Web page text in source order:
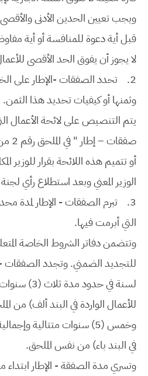
ويجب تعيين الحدين الأدنى
قبل أية دعوة للمنافسة أو أية
لا يجوز أن يفوق الحد الأقصى
2.
تحدد الصفقات -الإطار على
وثمنها أو كيفيات تحديد هذا الثمن.
يتم التنصيص على لائحة الأعمال
أو تتميم هذه اللائحة بقرار للوزير
الوزير المعني وبعد استطلاع رأي
3.
تبرم الصفقات - الإطار لمدة
التي أبرمت فيها.
وتتضمن دفاتر الشروط الخاصة
للتجديد الضمني. وتجدد الصفقات
لسنة في حدود
وخمس (5) سنوات متتالية
في البند باء) من نفس الملحق.
وتسري مدة الصفقة - الإطار ابتداء